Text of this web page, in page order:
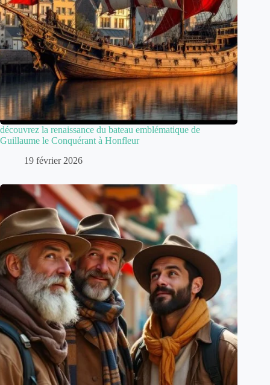
découvrez la renaissance du bateau emblématique de
Guillaume le Conquérant à Honfleur
19 février 2026